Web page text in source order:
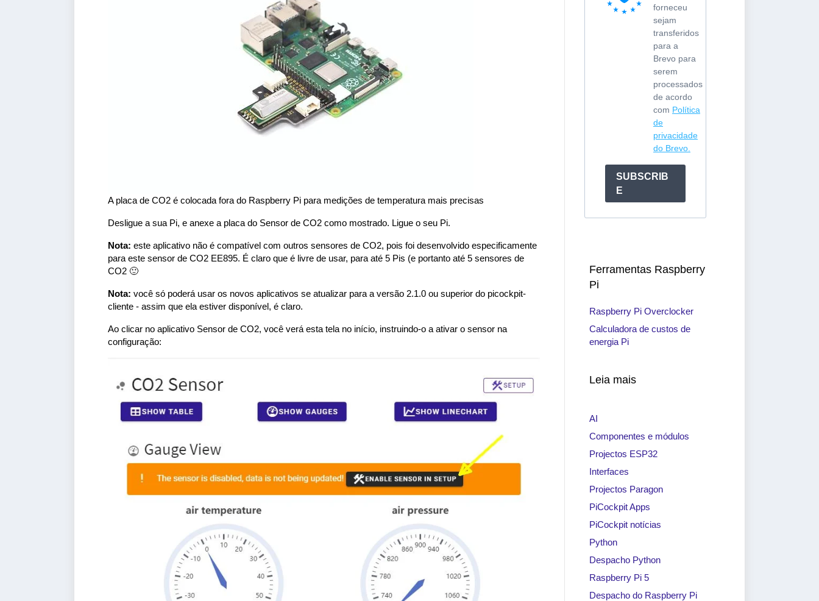
A placa de CO2 é colocada fora do Raspberry Pi para medições de temperatura mais precisas
Desligue a sua Pi, e anexe a placa do Sensor de CO2 como mostrado. Ligue o seu Pi.
Nota: este aplicativo não é compatível com outros sensores de CO2, pois foi desenvolvido especificamente
para este sensor de CO2 EE895. É claro que é livre de usar, para até 5 Pis (e portanto até 5 sensores de
CO2 🙂
Nota: você só poderá usar os novos aplicativos se atualizar para a versão 2.1.0 ou superior do picockpit-
cliente - assim que ela estiver disponível, é claro.
Ao clicar no aplicativo Sensor de CO2, você verá esta tela no início, instruindo-o a ativar o sensor na
configuração:
forneceu
sejam
transferidos
para a
Brevo para
serem
processados
de acordo
com Política
de
privacidade
do Brevo.
SUBSCRIB
E
Ferramentas Raspberry
Pi
Raspberry Pi Overclocker
Calculadora de custos de
energia Pi
Leia mais
AI
Componentes e módulos
Projectos ESP32
Interfaces
Projectos Paragon
PiCockpit Apps
PiCockpit notícias
Python
Despacho Python
Raspberry Pi 5
Despacho do Raspberry Pi